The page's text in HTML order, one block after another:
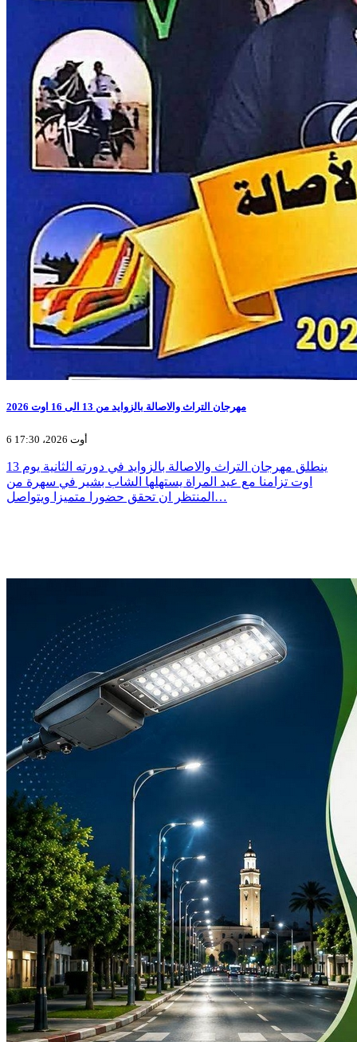
مهرجان التراث والاصالة بالزوايد من 13 الى 16 اوت 2026
6 أوت 2026، 17:30
ينطلق مهرجان التراث والاصالة بالزوايد في دورته الثانية يوم 13
اوت تزامنا مع عيد المراة يستهلها الشاب بشير في سهرة من
المنتظر ان تحقق حضورا متميزا ويتواصل…